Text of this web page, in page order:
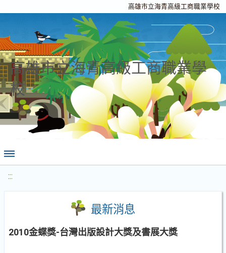
高雄市立海青高級工商職業學校
高雄市立海青高級工商職業學
校
:::
最新消息
2010金蝶獎-台灣出版設計大獎及書展大獎